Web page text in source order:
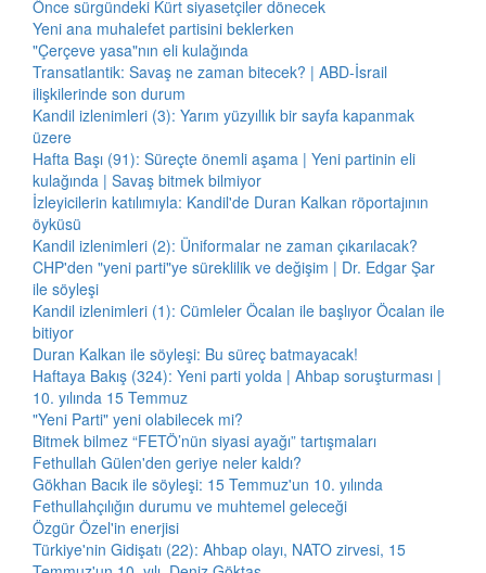
Önce sürgündeki Kürt siyasetçiler dönecek
Yeni ana muhalefet partisini beklerken
"Çerçeve yasa"nın eli kulağında
Transatlantik: Savaş ne zaman bitecek? | ABD-İsrail
ilişkilerinde son durum
Kandil izlenimleri (3): Yarım yüzyıllık bir sayfa kapanmak
üzere
Hafta Başı (91): Süreçte önemli aşama | Yeni partinin eli
kulağında | Savaş bitmek bilmiyor
İzleyicilerin katılımıyla: Kandil'de Duran Kalkan röportajının
öyküsü
Kandil izlenimleri (2): Üniformalar ne zaman çıkarılacak?
CHP'den "yeni parti"ye süreklilik ve değişim | Dr. Edgar Şar
ile söyleşi
Kandil izlenimleri (1): Cümleler Öcalan ile başlıyor Öcalan ile
bitiyor
Duran Kalkan ile söyleşi: Bu süreç batmayacak!
Haftaya Bakış (324): Yeni parti yolda | Ahbap soruşturması |
10. yılında 15 Temmuz
"Yeni Parti" yeni olabilecek mi?
Bitmek bilmez “FETÖ’nün siyasi ayağı” tartışmaları
Fethullah Gülen'den geriye neler kaldı?
Gökhan Bacık ile söyleşi: 15 Temmuz'un 10. yılında
Fethullahçılığın durumu ve muhtemel geleceği
Özgür Özel'in enerjisi
Türkiye'nin Gidişatı (22): Ahbap olayı, NATO zirvesi, 15